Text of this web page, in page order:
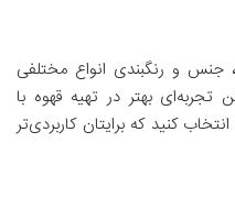
جنس و رنگبندی انواع مختلفی
تجربه‌ای بهتر در تهیه قهوه با
کنید که برایتان کاربردی‌تر